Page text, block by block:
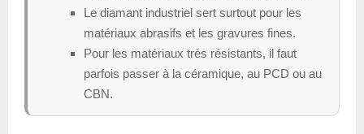
Le diamant industriel sert surtout pour les
matériaux abrasifs et les gravures fines.
Pour les matériaux très résistants, il faut
parfois passer à la céramique, au PCD ou au
CBN.